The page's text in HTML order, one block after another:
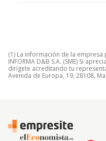
(1) La información de la
INFORMA D&B S.A. (SME) Si
dirígete acreditando tu
Avenida de Europa, 19, 28108,